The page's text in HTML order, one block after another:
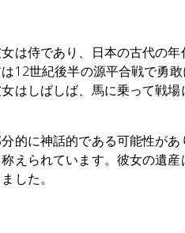
は侍であり、日本の古代の
12世紀後半の源平合戦で勇
はしばしば、馬に乗って戦場
的に神話的である可能性が
えられています。彼女の遺
した。